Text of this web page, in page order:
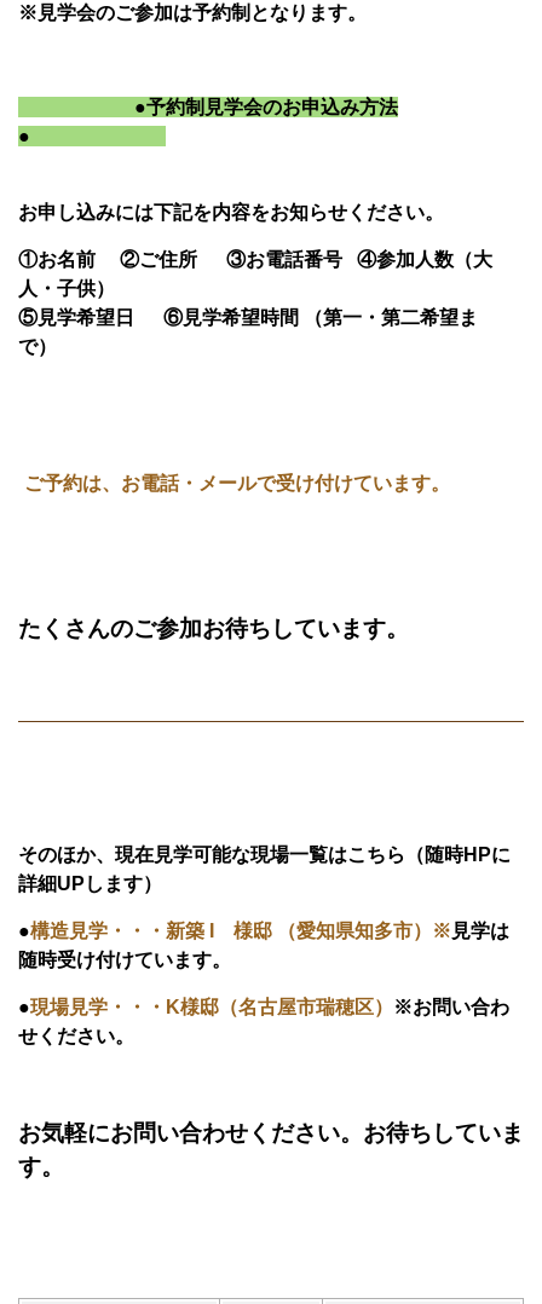
※見学会のご参加は予約制となります。
●予約制見学会のお申込み方法
●
お申し込みには下記を内容をお知らせください。
①お名前 ②ご住所 ③お電話番号 ④参加人数（大
人・子供）
⑤見学希望日 ⑥見学希望時間 （第一・第二希望ま
で）
ご予約は、お電話・メールで受け付けています。
たくさんのご参加お待ちしています。
そのほか、現在見学可能な現場一覧はこちら（随時HPに
詳細UPします）
●構造見学・・・新築 I 様邸 （愛知県知多市）※ 見学は
随時受け付けています。
●現場見学・・・K様邸（名古屋市瑞穂区）
※お問い合わ
せください。
お気軽にお問い合わせください。お待ちしていま
す。